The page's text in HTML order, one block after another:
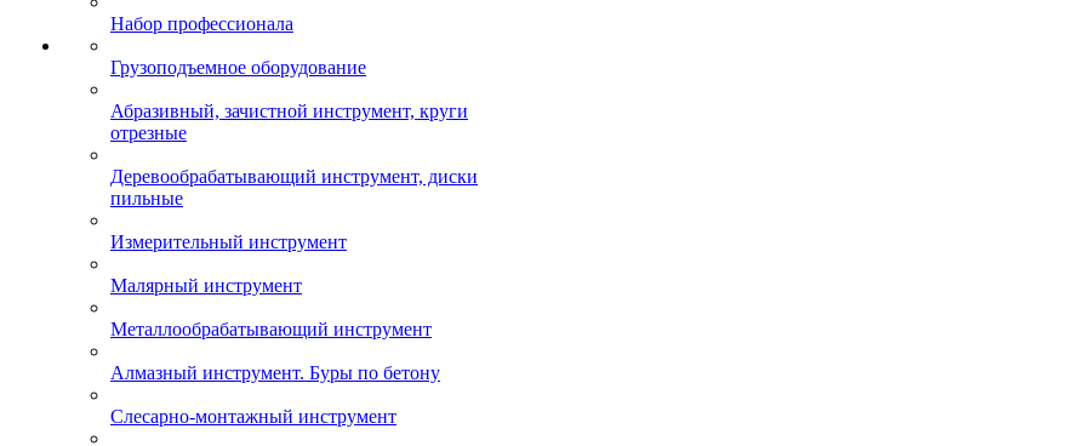
Набор профессионала
Грузоподъемное оборудование
Абразивный, зачистной инструмент, круги
отрезные
Деревообрабатывающий инструмент, диски
пильные
Измерительный инструмент
Малярный инструмент
Металлообрабатывающий инструмент
Алмазный инструмент. Буры по бетону
Слесарно-монтажный инструмент